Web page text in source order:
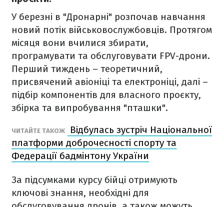
У березні в "Дронарні" розпочав навчання
новий потік військовослужбовців. Протягом
місяця вони вчилися збирати,
програмувати та обслуговувати FPV-дрони.
Перший тиждень – теоретичний,
присвячений авіоніці та електроніці, далі –
підбір компонентів для власного проєкту,
збірка та випробування "пташки".
ЧИТАЙТЕ ТАКОЖ
Відбулась зустріч Національної
платформи доброчесності спорту та
Федерації бадмінтону України
За підсумками курсу бійці отримують
ключові знання, необхідні для